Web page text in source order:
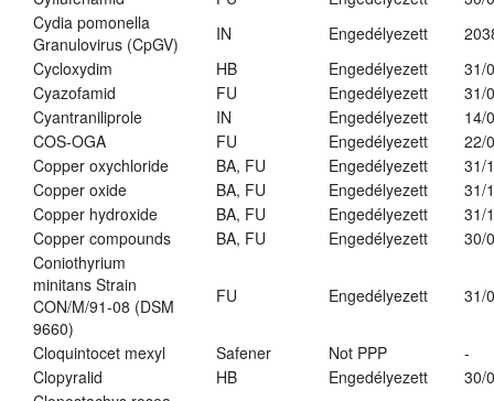
Cydia pomonella
Granulovirus (CpGV)
IN Engedélyezett
Cycloxydim
HB Engedélyezett
31/
Cyazofamid
FU Engedélyezett
31/
Cyantraniliprole
IN Engedélyezett
14/
COS-OGA
FU Engedélyezett
22/
Copper oxychloride
BA, FU Engedélyezett
31/
Copper oxide
BA, FU Engedélyezett
31/
Copper hydroxide
BA, FU Engedélyezett
31/
Copper compounds
BA, FU Engedélyezett
30/
Coniothyrium
minitans Strain
CON/M/91-08 (DSM
9660)
FU Engedélyezett 31/
Cloquintocet mexyl Safener Not PPP
-
Clopyralid
HB Engedélyezett
30/